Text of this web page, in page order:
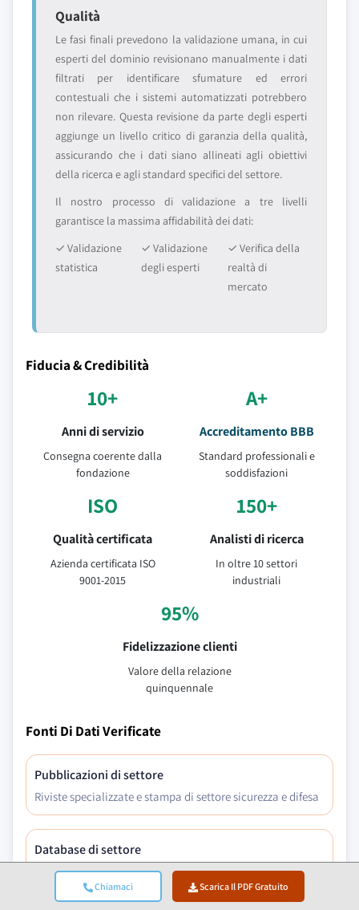
Chiamaci Scarica Il PDF Gratuito
Qualità
Le fasi finali prevedono la validazione umana, in cui
esperti del dominio revisionano manualmente i dati
filtrati per identificare sfumature ed errori
contestuali che i sistemi automatizzati potrebbero
non rilevare. Questa revisione da parte degli esperti
aggiunge un livello critico di garanzia della qualità,
assicurando che i dati siano allineati agli obiettivi
della ricerca e agli standard specifici del settore.
Il nostro processo di validazione a tre livelli
garantisce la massima affidabilità dei dati:
✓ Validazione
statistica
✓ Validazione
degli esperti
✓ Verifica della
realtà di
mercato
Fiducia & Credibilità
10+
Anni di servizio
Consegna coerente dalla
fondazione
A+
Accreditamento BBB
Standard professionali e
soddisfazioni
ISO
Qualità certificata
Azienda certificata ISO
9001-2015
150+
Analisti di ricerca
In oltre 10 settori
industriali
95%
Fidelizzazione clienti
Valore della relazione
quinquennale
Fonti Di Dati Verificate
Pubblicazioni di settore
Riviste specializzate e stampa di settore sicurezza e difesa
Database di settore
Database di mercato proprietari e di terze parti